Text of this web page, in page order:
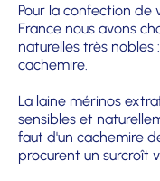
Pour la confection de
France nous avons
naturelles très
cachemire.
La laine mérinos
sensibles et
faut d'un cachemire
procurent un surcroît